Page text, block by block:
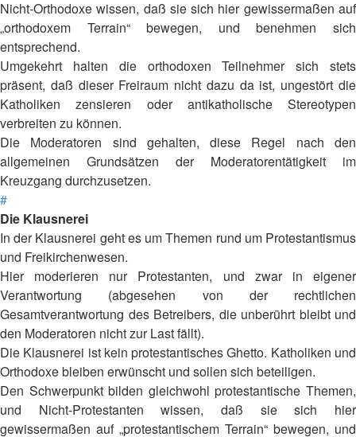
Nicht-Orthodoxe wissen, daß sie sich hier gewissermaßen auf
„orthodoxem Terrain“ bewegen, und benehmen sich
entsprechend.
Umgekehrt halten die orthodoxen Teilnehmer sich stets
präsent, daß dieser Freiraum nicht dazu da ist, ungestört die
Katholiken zensieren oder antikatholische Stereotypen
verbreiten zu können.
Die Moderatoren sind gehalten, diese Regel nach den
allgemeinen Grundsätzen der Moderatorentätigkeit im
Kreuzgang durchzusetzen.
#
Die Klausnerei
In der Klausnerei geht es um Themen rund um Protestantismus
und Freikirchenwesen.
Hier moderieren nur Protestanten, und zwar in eigener
Verantwortung (abgesehen von der rechtlichen
Gesamtverantwortung des Betreibers, die unberührt bleibt und
den Moderatoren nicht zur Last fällt).
Die Klausnerei ist kein protestantisches Ghetto. Katholiken und
Orthodoxe bleiben erwünscht und sollen sich beteiligen.
Den Schwerpunkt bilden gleichwohl protestantische Themen,
und Nicht-Protestanten wissen, daß sie sich hier
gewissermaßen auf „protestantischem Terrain“ bewegen, und